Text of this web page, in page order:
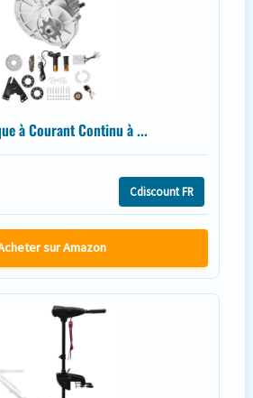
à Courant Continu à ...
Cdiscount FR
sur Amazon